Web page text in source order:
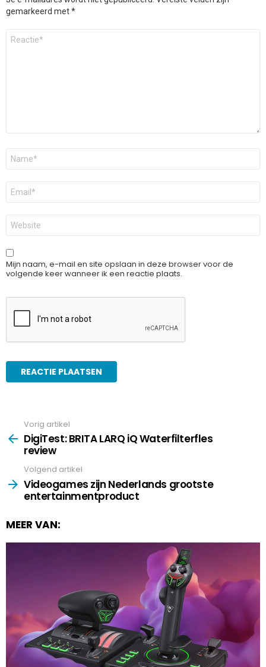
gemarkeerd met*
Reactie
Naam
E-
mail
*
Site
Mijn naam, e-mail en site opslaan in deze browser voor de
volgende keer wanneer ik een reactie plaats.
more
Vorig artikel
DigiTest: BRITA LARQ iQ Waterfilterfles
review
Volgend artikel
Videogames zijn Nederlands grootste
entertainmentproduct
MEER VAN: